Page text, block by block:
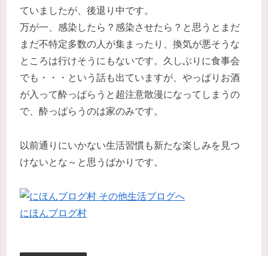
ていましたが、後退り中です。
万が一、感染したら？感染させたら？と思うとまだ
まだ不特定多数の人が集まったり、換気が悪そうな
ところは行けそうにもないです。久しぶりに食事会
でも・・・という話も出ていますが、やっぱりお酒
が入って酔っぱらうと超注意散漫になってしまうの
で、酔っぱらうのは家のみです。
以前通りにいかない生活習慣も新たな楽しみを見つ
けないとな～と思うばかりです。
にほんブログ村